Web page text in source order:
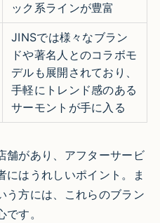
ック系ラインが豊富
JINSでは様々なブラン
ドや著名人とのコラボモ
デルも展開されており、
手軽にトレンド感のある
サーモントが手に入る
舗があり、アフターサービ
にはうれしいポイント。ま
う方には、これらのブラン
す。